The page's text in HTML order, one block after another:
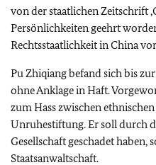
von der staatlichen Zeitschrift
Persönlichkeiten geehrt
Rechtsstaatlichkeit in China
Pu Zhiqiang befand sich bis
ohne Anklage in Haft.
zum Hass zwischen
Unruhestiftung. Er soll durch
Gesellschaft geschadet haben,
Staatsanwaltschaft.